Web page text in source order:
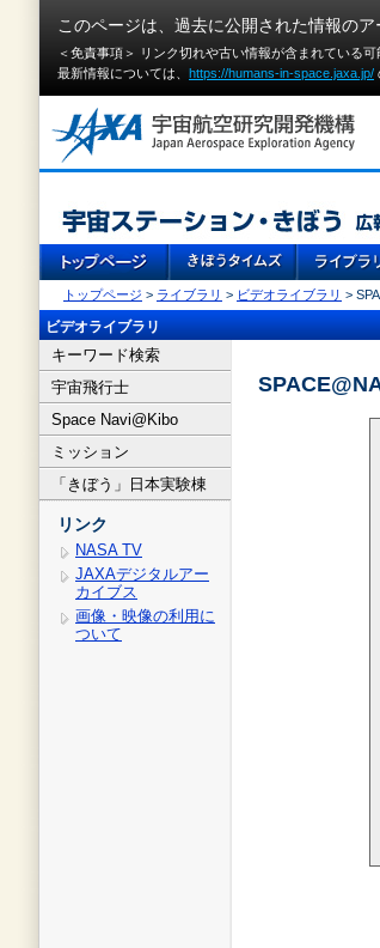
このページは、過去に公開された情報のア
＜免責事項＞ リンク切れや古い情報が含まれている
最新情報については、 https://humans-in-space.jaxa.jp/
トップページ > ライブラリ > ビデオライブラリ >
ビデオライブラリ
キーワード検索
宇宙飛行士
Space Navi@Kibo
ミッション
「きぼう」日本実験棟
リンク
NASA TV
JAXAデジタルアー
カイブス
画像・映像の利用に
ついて